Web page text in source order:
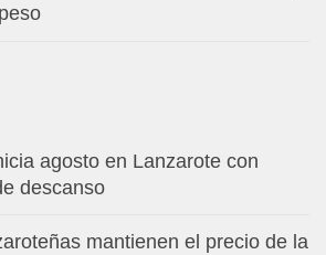
agosto en Lanzarote con
descanso
mantienen el precio de la